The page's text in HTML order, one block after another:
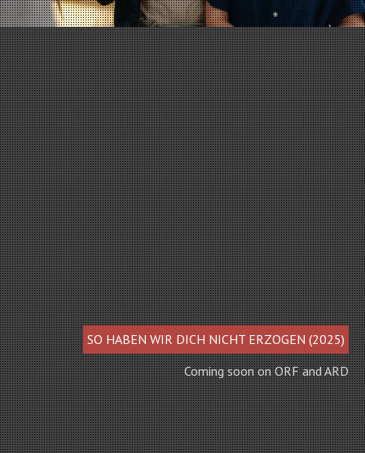
SO HABEN WIR DICH NICHT ERZOGEN (2025)
Coming soon on ORF and ARD